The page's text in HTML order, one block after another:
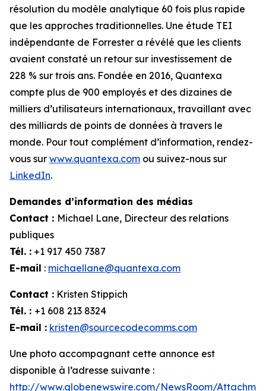
résolution du modèle analytique 60 fois plus rapide
que les approches traditionnelles. Une étude TEI
indépendante de Forrester a révélé que les clients
avaient constaté un retour sur investissement de
228 % sur trois ans. Fondée en 2016, Quantexa
compte plus de 900 employés et des dizaines de
milliers d’utilisateurs internationaux, travaillant avec
des milliards de points de données à travers le
monde. Pour tout complément d’information, rendez-
vous sur www.quantexa.com ou suivez-nous sur
LinkedIn.
Demandes d’information des médias
Contact : Michael Lane, Directeur des relations
publiques
Tél. : +1 917 450 7387
E-mail : michaellane@quantexa.com
Contact : Kristen Stippich
Tél. : +1 608 213 8324
E-mail : kristen@sourcecodecomms.com
Une photo accompagnant cette annonce est
disponible à l’adresse suivante :
http://www.globenewswire.com/NewsRoom/